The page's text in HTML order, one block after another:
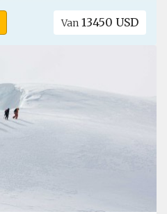
Van 13450 USD